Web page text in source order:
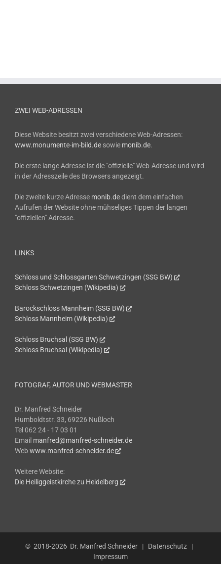
ZWEI WEB-ADRESSEN
Diese Website besitzt zwei verschiedene Web-Adressen:
www.monumente-im-bild.de sowie monib.de.
Die erste lange Adresse ist die "offizielle" Web-Adresse und wird
in der Adresszeile des Browsers angezeigt.
Die zweite kurze Adresse monib.dedient dem einfachen
Aufrufen der Website ohne mühseliges Tippen der langen
"offiziellen" Adresse.
LINKS
Schloss und Schlossgarten Schwetzingen (SSG BW)
Schloss Schwetzingen (Wikipedia)
Barockschloss Mannheim (SSG BW)
Schloss Mannheim (Wikipedia)
Schloss Bruchsal (SSG BW)
Schloss Bruchsal (Wikipedia)
FOTOGRAF, AUTOR UND WEBMASTER
Dr. Manfred Schneider
Humboldtstr. 33, 69226 Nußloch
Tel 062 24 - 17 03 01
Email manfred@manfred-schneider.de
Web www.manfred-schneider.de
Weitere Website:
Die Heiliggeistkirche zu Heidelberg
© 2018-2026 Dr. Manfred Schneider | Datenschutz |
Impressum